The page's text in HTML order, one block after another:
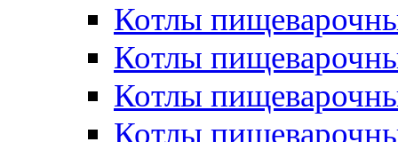
Котлы
Котлы
Котлы
Котлы